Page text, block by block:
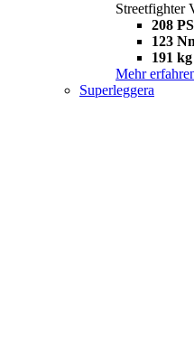
Streetfighter
208 PS
123
191 kg
Mehr
Superleggera